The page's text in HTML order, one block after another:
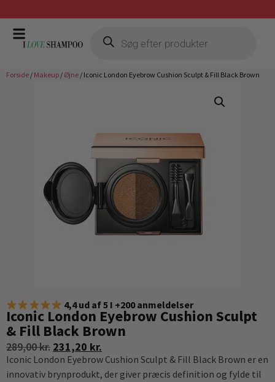
Prismatch mod billigste forhandler
Forside / Makeup / Øjne / Iconic London Eyebrow Cushion Sculpt & Fill Black Brown
4,4 ud af 5 I +200 anmeldelser
Iconic London Eyebrow Cushion Sculpt
& Fill Black Brown
289,00kr. 231,20 kr.
Iconic London Eyebrow Cushion Sculpt & Fill Black Brown er en
innovativ brynprodukt, der giver præcis definition og fylde til